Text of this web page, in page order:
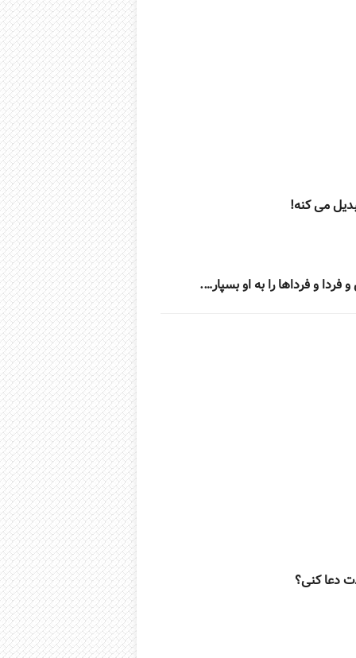
می کنه!
و فرداها را به او بسپار….
دعا کنی؟